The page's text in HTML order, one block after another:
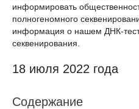
информировать
полногеномного
информация о нашем ДНК-
секвенирования.
18 июля 2022 года
Содержание